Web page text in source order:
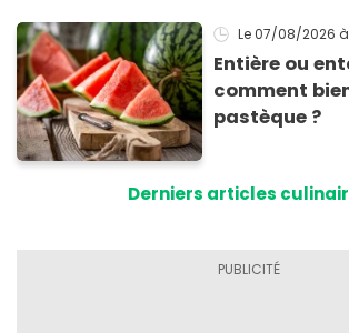
Le 07/08/2026
Entière ou
comment
pastèque ?
Derniers articles